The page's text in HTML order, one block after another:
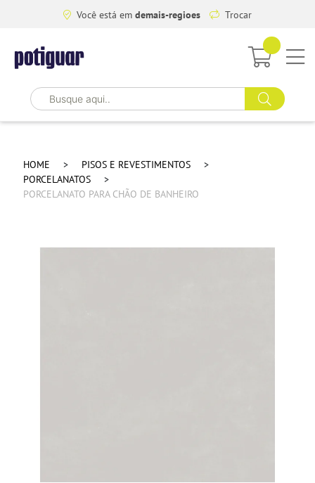
Você está em demais-regioes Trocar
HOME
PISOS E REVESTIMENTOS
PORCELANATOS
PORCELANATO PARA CHÃO DE BANHEIRO